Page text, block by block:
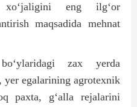
eng ilg‘or
maqsadida mehnat
zax yerda
yer egalarining agrotexnik
paxta, g‘alla rejalarini